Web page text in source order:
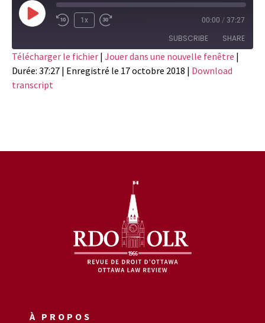
1x 00:00 / 37:27
SUBSCRIBE SHARE
RSS FEED
SHARE
Télécharger le fichier | Jouer dans une nouvelle fenêtre |
Durée: 37:27 | Enregistré le 17 octobre 2018 | Download
transcript
À PROPOS